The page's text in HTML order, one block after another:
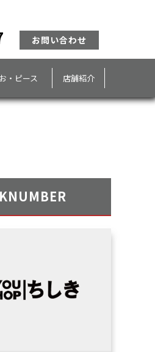
お問い合わせ
・ピース 店舗紹介